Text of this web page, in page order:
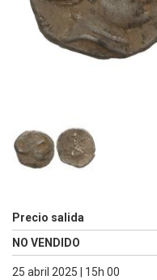
Precio salida
NO VENDIDO
25 abril 2025 | 15h 00